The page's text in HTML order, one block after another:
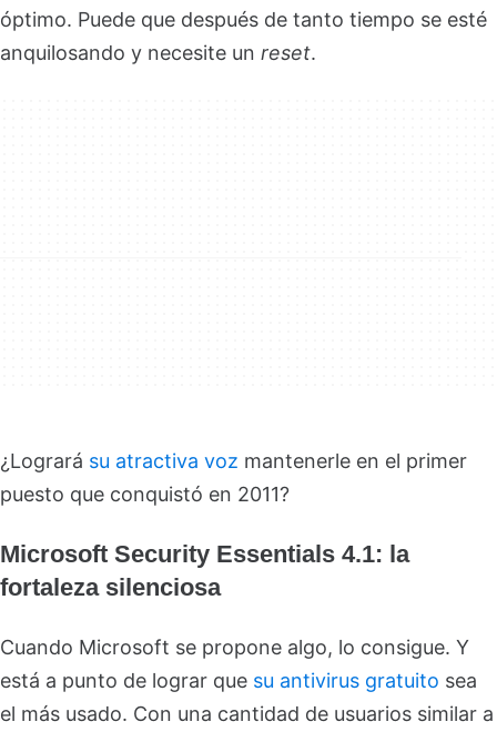
óptimo. Puede que después de tanto tiempo se esté
anquilosando y necesite un reset.
¿Logrará su atractiva voz mantenerle en el primer
puesto que conquistó en 2011?
Microsoft Security Essentials 4.1: la
fortaleza silenciosa
Cuando Microsoft se propone algo, lo consigue. Y
está a punto de lograr que su antivirus gratuito sea
el más usado. Con una cantidad de usuarios similar a